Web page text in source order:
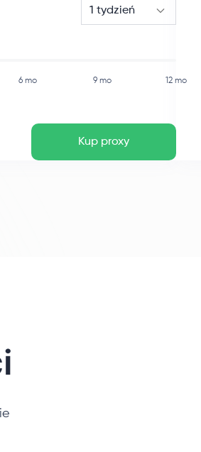
1 tydzień
6 mo 9 mo 12 mo
Kup proxy